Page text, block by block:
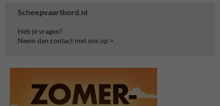
Scheepvaartbord.nl
Heb je vragen?
Neem dan contact met ons op >